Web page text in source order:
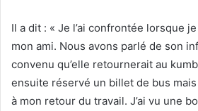
Il a dit : « Je l’ai confrontée lorsque
mon ami. Nous avons parlé de son
convenu qu’elle retournerait au
ensuite réservé un billet de bus
à mon retour du travail. J’ai vu une